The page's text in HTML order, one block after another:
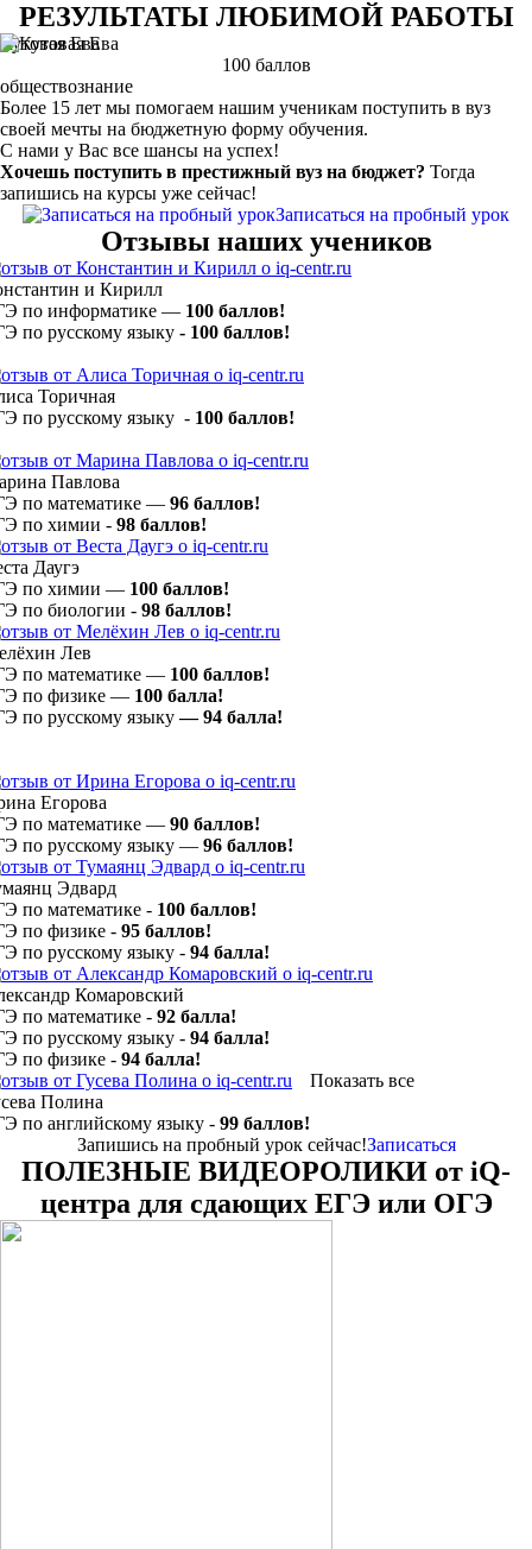
РЕЗУЛЬТАТЫ ЛЮБИМОЙ РАБОТЫ
Кутовая Ева
100 баллов
обществознание
Более 15 лет мы помогаем нашим ученикам поступить в вуз
своей мечты на бюджетную форму обучения.
С нами у Вас все шансы на успех!
Хочешь поступить в престижный вуз на бюджет? Тогда
запишись на курсы уже сейчас!
Записаться на пробный урок
Отзывы наших учеников
и Кирилл
по информатике — 100 баллов!
по русскому языку - 100 баллов!
Торичная
по русскому языку - 100 баллов!
Павлова
по математике — 96 баллов!
по химии - 98 баллов!
Даугэ
по химии — 100 баллов!
по биологии - 98 баллов!
Лев
по математике — 100 баллов!
по физике — 100 балла!
по русскому языку— 94 балла!
Егорова
по математике — 90 баллов!
по русскому языку — 96 баллов!
Эдвард
по математике - 100 баллов!
по физике - 95 баллов!
по русскому языку - 94 балла!
Комаровский
по математике - 92 балла!
по русскому языку - 94 балла!
по физике - 94 балла!
Полина
по английскому языку - 99 баллов!
Показать все
Запишись на пробный урок сейчас!Записаться
ПОЛЕЗНЫЕ ВИДЕОРОЛИКИ от iQ-
центра для сдающих ЕГЭ или ОГЭ